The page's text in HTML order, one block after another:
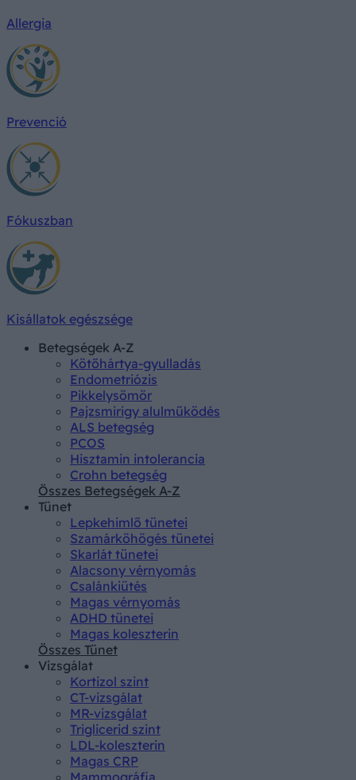
Allergia
Prevenció
Fókuszban
Kisállatok egészsége
Betegségek A-Z
Kötőhártya-gyulladás
Endometriózis
Pikkelysömör
Pajzsmirigy alulműködés
ALS betegség
PCOS
Hisztamin intolerancia
Crohn betegség
Összes Betegségek A-Z
Tünet
Lepkehimlő tünetei
Szamárköhögés tünetei
Skarlát tünetei
Alacsony vérnyomás
Csalánkiütés
Magas vérnyomás
ADHD tünetei
Magas koleszterin
Összes Tünet
Vizsgálat
Kortizol szint
CT-vizsgálat
MR-vizsgálat
Triglicerid szint
LDL-koleszterin
Magas CRP
Mammográfia